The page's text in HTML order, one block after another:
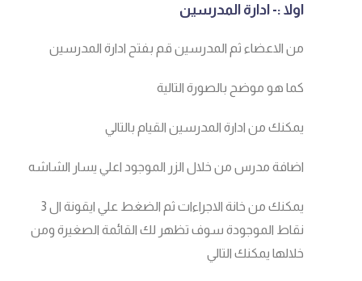
اولا :- ادارة المدرسين
من الاعضاء ثم المدرسين قم بفتح ادارة المدرسين
كما هو موضح بالصورة التالية
يمكنك من ادارة المدرسين القيام بالتالي
اضافة مدرس من خلال الزر الموجود اعلي يسار الشاشه
يمكنك من خانة الاجراءات ثم الضغط علي ايقونة ال 3
نقاط الموجودة سوف تظهر لك القائمة الصغيرة ومن
خلالها يمكنك التالي